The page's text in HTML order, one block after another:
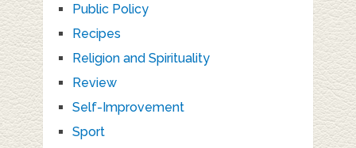
Public Policy
Recipes
Religion and Spirituality
Review
Self-Improvement
Sport